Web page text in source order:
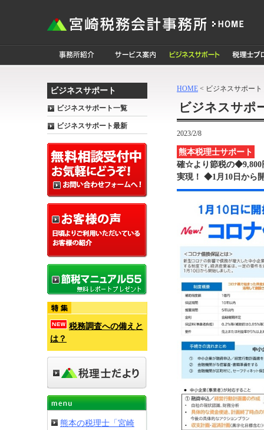
ビジネスサポート
ビジネスサポート一覧
ビジネスサポート最新
税務調査への備えと
は？
熊本の税理士「宮崎
HOME < ビジネスサポート
ビジネスサポ
2023/2/8
熊本税理士サポート
確☆より節税の◆9,800
実現！ ◆1月10日から